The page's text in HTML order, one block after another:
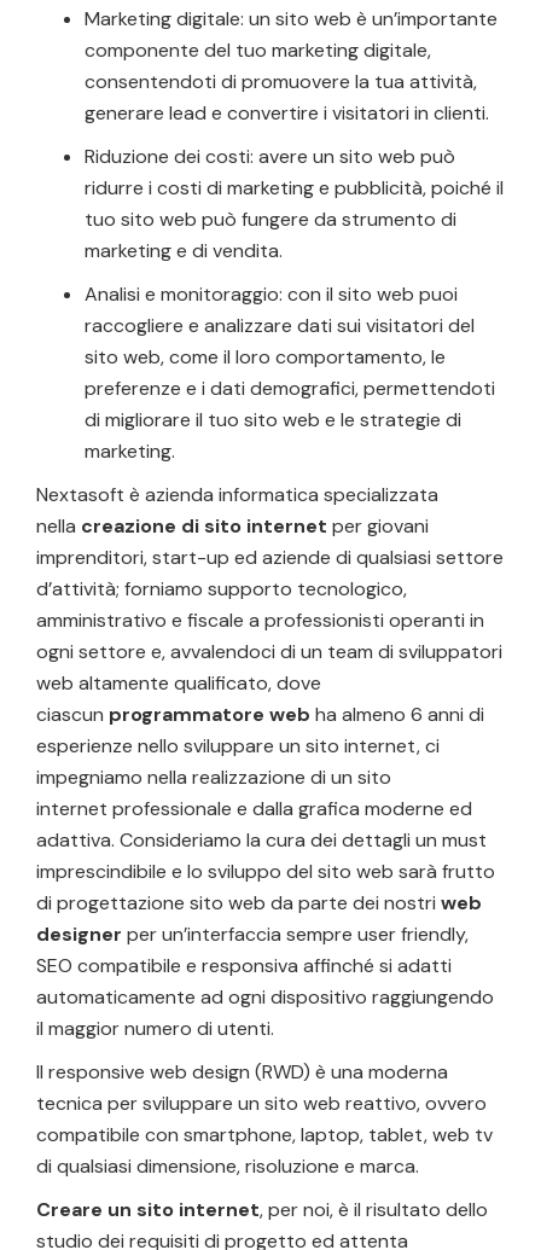
Marketing digitale: un sito web è un’importante
componente del tuo marketing digitale,
consentendoti di promuovere la tua attività,
generare lead e convertire i visitatori in clienti.
Riduzione dei costi: avere un sito web può
ridurre i costi di marketing e pubblicità, poiché il
tuo sito web può fungere da strumento di
marketing e di vendita.
Analisi e monitoraggio: con il sito web puoi
raccogliere e analizzare dati sui visitatori del
sito web, come il loro comportamento, le
preferenze e i dati demografici, permettendoti
di migliorare il tuo sito web e le strategie di
marketing.
Nextasoft è azienda informatica specializzata
nella creazione di sito internet per giovani
imprenditori, start-up ed aziende di qualsiasi settore
d’attività; forniamo supporto tecnologico,
amministrativo e fiscale a professionisti operanti in
ogni settore e, avvalendoci di un team di sviluppatori
web altamente qualificato, dove
ciascun programmatore web ha almeno 6 anni di
esperienze nello sviluppare un sito internet, ci
impegniamo nella realizzazione di un sito
internet professionale e dalla grafica moderne ed
adattiva. Consideriamo la cura dei dettagli un must
imprescindibile e lo sviluppo del sito web sarà frutto
di progettazione sito web da parte dei nostri web
designer per un’interfaccia sempre user friendly,
SEO compatibile e responsiva affinché si adatti
automaticamente ad ogni dispositivo raggiungendo
il maggior numero di utenti.
Il responsive web design (RWD) è una moderna
tecnica per sviluppare un sito web reattivo, ovvero
compatibile con smartphone, laptop, tablet, web tv
di qualsiasi dimensione, risoluzione e marca.
Creare un sito internet, per noi, è il risultato dello
studio dei requisiti di progetto ed attenta